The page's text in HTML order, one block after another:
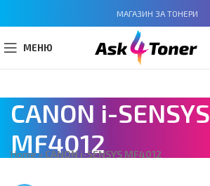
МАГАЗИН ЗА ТОНЕРИ
МЕНЮ
CANON i-SENSYS
MF4012
Home» CANON i-SENSYS MF4012